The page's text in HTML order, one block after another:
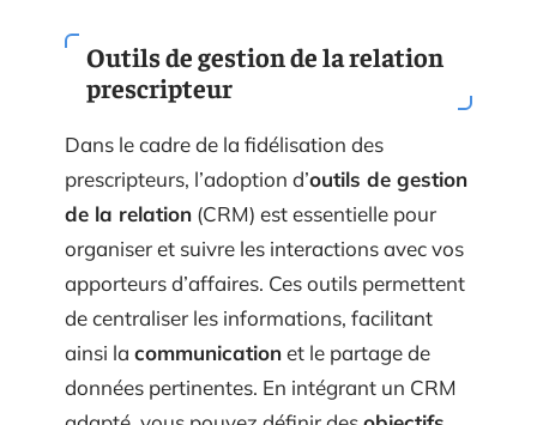
Outils de gestion de la relation
prescripteur
Dans le cadre de la fidélisation des
prescripteurs, l’adoption d’
outils de gestion
de la relation
(CRM) est essentielle pour
organiser et suivre les interactions avec vos
apporteurs d’affaires. Ces outils permettent
de centraliser les informations, facilitant
ainsi la
communication
et le partage de
données pertinentes. En intégrant un CRM